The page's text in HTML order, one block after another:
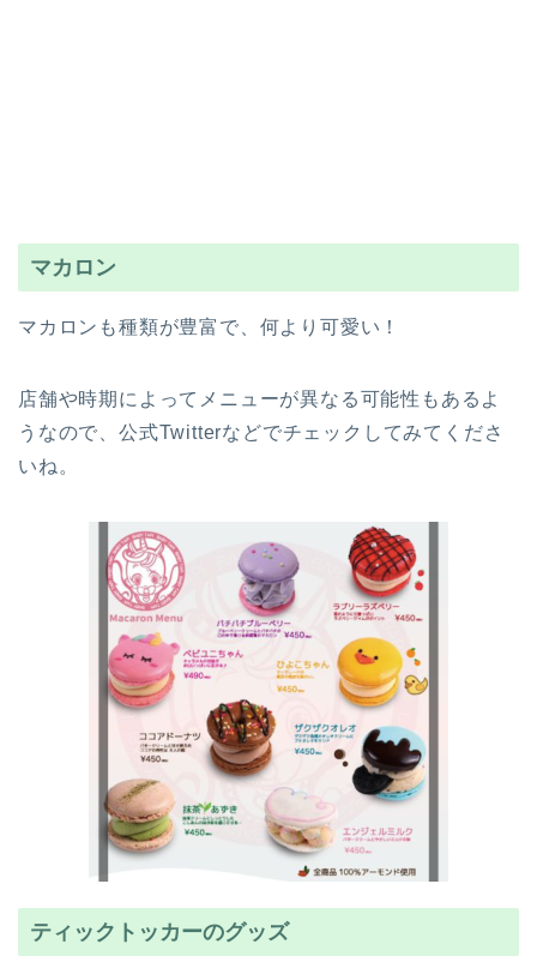
マカロン
マカロンも種類が豊富で、何より可愛い！
店舗や時期によってメニューが異なる可能性もあるよ
うなので、公式Twitterなどでチェックしてみてくださ
いね。
ティックトッカーのグッズ